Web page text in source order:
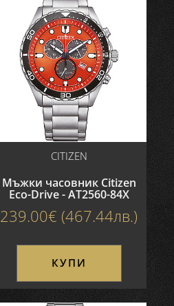
CITIZEN
Мъжки часовник Citizen
Eco-Drive - AT2560-84X
239.00€ (467.44лв.)
КУПИ